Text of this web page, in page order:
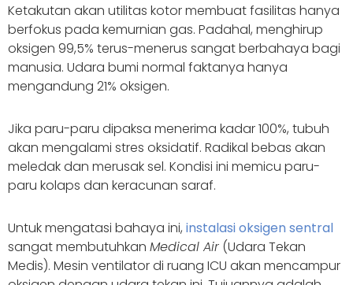
Ketakutan akan utilitas kotor membuat fasilitas hanya
berfokus pada kemurnian gas. Padahal, menghirup
oksigen 99,5% terus-menerus sangat berbahaya bagi
manusia. Udara bumi normal faktanya hanya
mengandung 21% oksigen.
Jika paru-paru dipaksa menerima kadar 100%, tubuh
akan mengalami stres oksidatif. Radikal bebas akan
meledak dan merusak sel. Kondisi ini memicu paru-
paru kolaps dan keracunan saraf.
Untuk mengatasi bahaya ini, instalasi oksigen sentral
sangat membutuhkan Medical Air (Udara Tekan
Medis). Mesin ventilator di ruang ICU akan mencampur